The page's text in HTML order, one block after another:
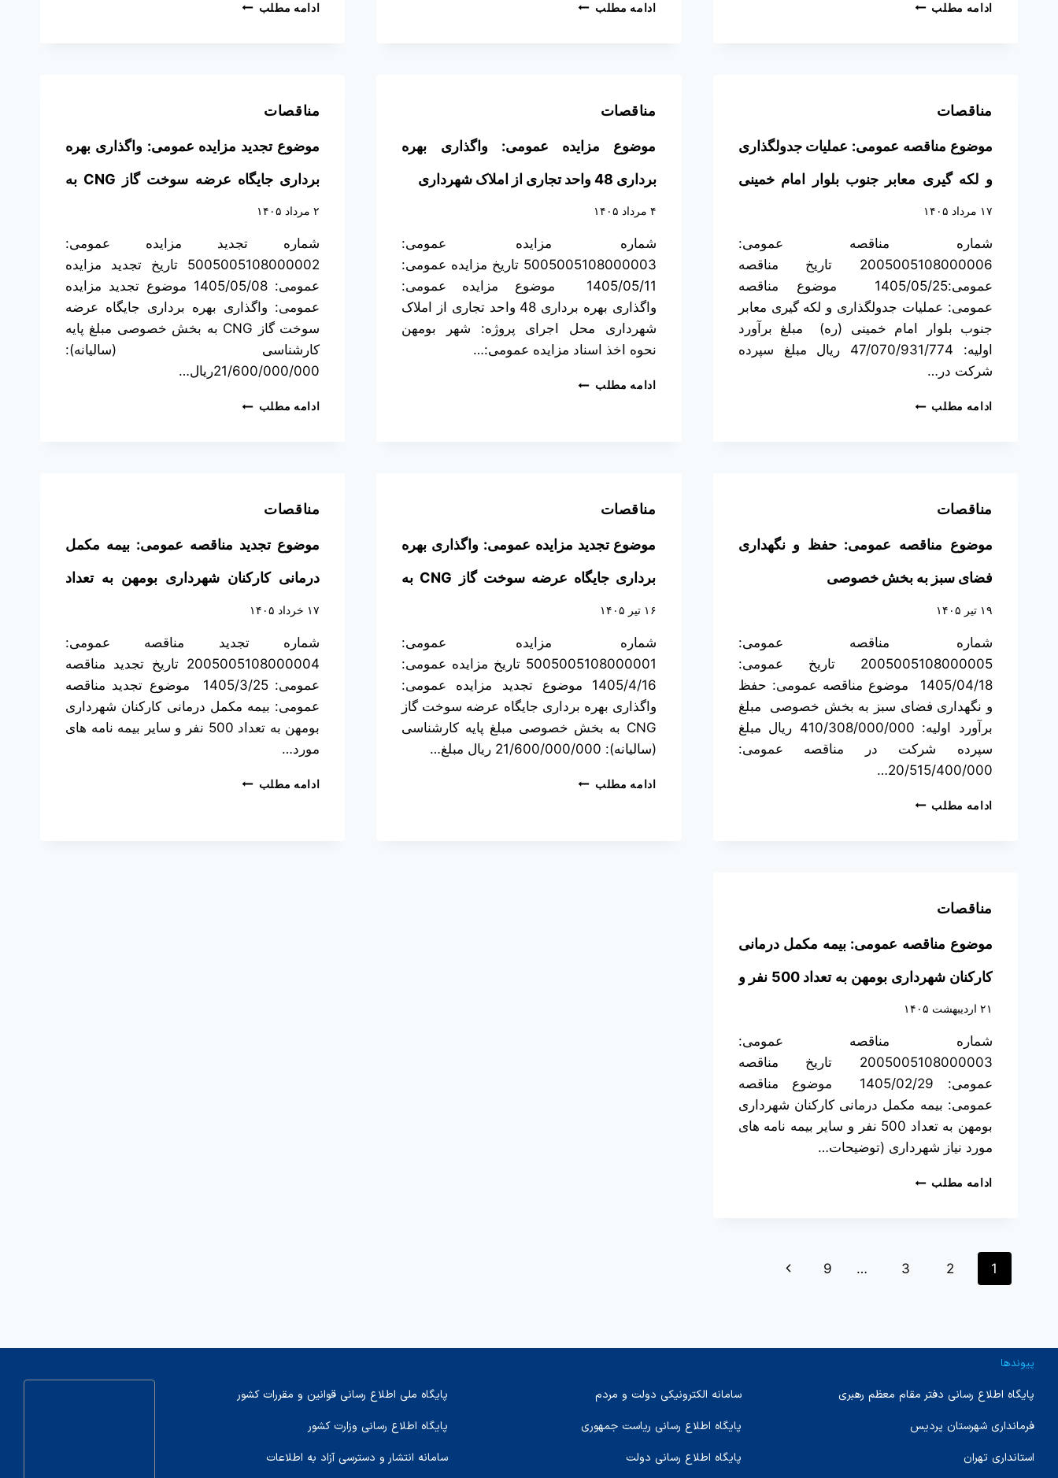
ادامه مطلب ادامه مطلب ادامه مطلب
مناقصات
موضوع مناقصه عمومی: عملیات جدولگذاری
و لکه گیری معابر جنوب بلوار امام خمینی
(ره)
۱۷ مرداد ۱۴۰۵
شماره مناقصه عمومی:
2005005108000006 تاریخ مناقصه
عمومی:1405/05/25 موضوع مناقصه
عمومی: عملیات جدولگذاری و لکه گیری معابر
جنوب بلوار امام خمینی (ره) مبلغ برآورد
اولیه: 47/070/931/774 ریال مبلغ سپرده
شرکت در…
ادامه مطلب
مناقصات
موضوع مزایده عمومی: واگذاری بهره
برداری 48 واحد تجاری از املاک شهرداری
۴ مرداد ۱۴۰۵
شماره مزایده عمومی:
5005005108000003 تاریخ مزایده عمومی:
1405/05/11 موضوع مزایده عمومی:
واگذاری بهره برداری 48 واحد تجاری از املاک
شهرداری محل اجرای پروژه: شهر بومهن
نحوه اخذ اسناد مزایده عمومی:…
ادامه مطلب
مناقصات
موضوع تجدید مزایده عمومی: واگذاری بهره
برداری جایگاه عرضه سوخت گاز CNG به
بخش خصوصی
۲ مرداد ۱۴۰۵
شماره تجدید مزایده عمومی:
5005005108000002 تاریخ تجدید مزایده
عمومی: 1405/05/08 موضوع تجدید مزایده
عمومی: واگذاری بهره برداری جایگاه عرضه
سوخت گاز CNG به بخش خصوصی مبلغ پایه
کارشناسی (سالیانه):
21/600/000/000ریال…
ادامه مطلب
مناقصات
موضوع مناقصه عمومی: حفظ و نگهداری
فضای سبز به بخش خصوصی
۱۹ تیر ۱۴۰۵
شماره مناقصه عمومی:
2005005108000005 تاریخ عمومی:
1405/04/18 موضوع مناقصه عمومی: حفظ
و نگهداری فضای سبز به بخش خصوصی مبلغ
برآورد اولیه: 410/308/000/000 ریال مبلغ
سپرده شرکت در مناقصه عمومی:
20/515/400/000…
ادامه مطلب
مناقصات
موضوع تجدید مزایده عمومی: واگذاری بهره
برداری جایگاه عرضه سوخت گاز CNG به
بخش خصوصی
۱۶ تیر ۱۴۰۵
شماره مزایده عمومی:
5005005108000001 تاریخ مزایده عمومی:
1405/4/16 موضوع تجدید مزایده عمومی:
واگذاری بهره برداری جایگاه عرضه سوخت گاز
CNG به بخش خصوصی مبلغ پایه کارشناسی
(سالیانه): 21/600/000/000 ریال مبلغ…
ادامه مطلب
مناقصات
موضوع تجدید مناقصه عمومی: بیمه مکمل
درمانی کارکنان شهرداری بومهن به تعداد
500 نفر و سایر بیمه نامه های مورد نیاز
شهرداری (توضیحات تکمیلی در اسناد تجدید
۱۷ خرداد ۱۴۰۵
شماره تجدید مناقصه عمومی:
2005005108000004 تاریخ تجدید مناقصه
عمومی: 1405/3/25 موضوع تجدید مناقصه
عمومی: بیمه مکمل درمانی کارکنان شهرداری
بومهن به تعداد 500 نفر و سایر بیمه نامه های
مورد…
ادامه مطلب
مناقصات
موضوع مناقصه عمومی: بیمه مکمل درمانی
کارکنان شهرداری بومهن به تعداد 500 نفر و
سایر بیمه نامه های مورد نیاز شهرداری
(توضیحات تکمیلی در اسناد مناقصه)
۲۱ اردیبهشت ۱۴۰۵
شماره مناقصه عمومی:
2005005108000003 تاریخ مناقصه
عمومی: 1405/02/29 موضوع مناقصه
عمومی: بیمه مکمل درمانی کارکنان شهرداری
بومهن به تعداد 500 نفر و سایر بیمه نامه های
مورد نیاز شهرداری (توضیحات…
ادامه مطلب
1
2
3
…
9
پیوندها
پایگاه اطلاع رسانی دفتر مقام معظم رهبری
فرمانداری شهرستان پردیس
استانداری تهران
سامانه الکترونیکی دولت و مردم
پایگاه اطلاع رسانی ریاست جمهوری
پایگاه اطلاع رسانی دولت
پایگاه ملی اطلاع رسانی قوانین و مقررات کشور
پایگاه اطلاع رسانی وزارت کشور
سامانه انتشار و دسترسی آزاد به اطلاعات